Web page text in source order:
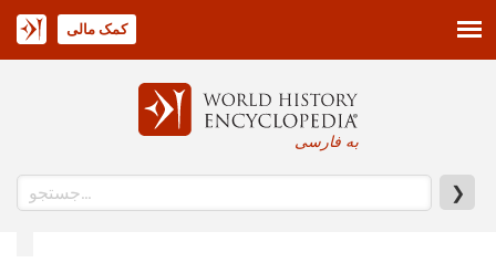
به فارسی
❯
کمک مالی